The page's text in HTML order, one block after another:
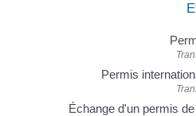
Permis
Échange d'un permis